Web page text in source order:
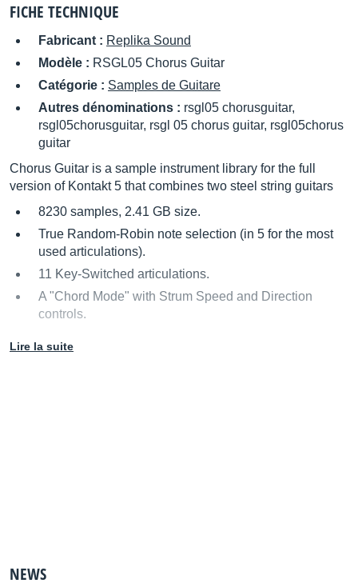
FICHE TECHNIQUE
Fabricant : Replika Sound
Modèle : RSGL05 Chorus Guitar
Catégorie : Samples de Guitare
Autres dénominations : rsgl05 chorusguitar,
rsgl05chorusguitar, rsgl 05 chorus guitar, rsgl05chorus
guitar
Chorus Guitar is a sample instrument library for the full
version of Kontakt 5 that combines two steel string guitars
8230 samples, 2.41 GB size.
True Random-Robin note selection (in 5 for the most
used articulations).
11 Key-Switched articulations.
A "Chord Mode" with Strum Speed and Direction
controls.
Lire la suite
NEWS